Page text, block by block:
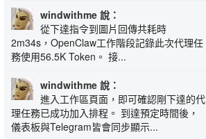
windwithme 說：
從下達指令到圖片回傳共耗時
2m34s，OpenClaw工作階段記錄此次代理任
務使用56.5K Token。 接...
windwithme 說：
進入工作區頁面，即可確認剛下達的代
理任務已成功加入排程。 到達預定時間後，
儀表板與Telegram皆會同步顯示...